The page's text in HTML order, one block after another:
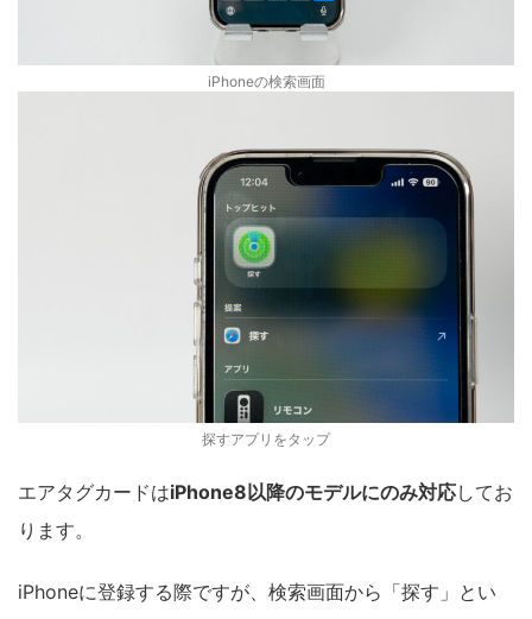
iPhoneの検索画面
探すアプリをタップ
エアタグカードはiPhone8以降のモデルにのみ対応してお
ります。
iPhoneに登録する際ですが、検索画面から「探す」とい